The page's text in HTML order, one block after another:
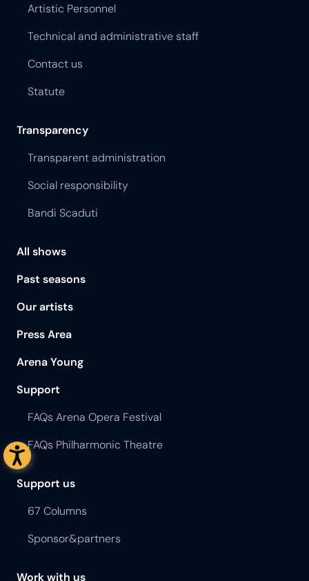
Artistic Personnel
Technical and administrative staff
Contact us
Statute
Transparency
Transparent administration
Social responsibility
Bandi Scaduti
All shows
Past seasons
Our artists
Press Area
Arena Young
Support
FAQs Arena Opera Festival
FAQs Philharmonic Theatre
Support us
67 Columns
Sponsor&partners
Work with us